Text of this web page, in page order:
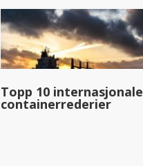
Topp 10 internasjonale
containerrederier